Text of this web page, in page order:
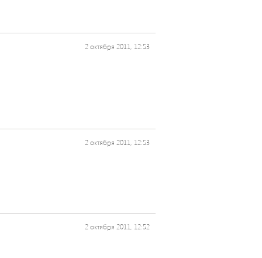
2 октября 2011, 12:53
2 октября 2011, 12:53
2 октября 2011, 12:52